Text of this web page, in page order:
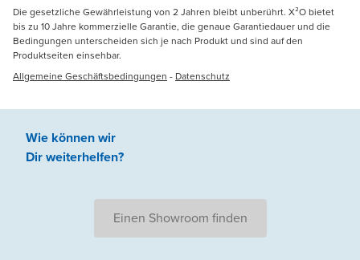
Die gesetzliche Gewährleistung von 2 Jahren bleibt unberührt. X²O bietet
bis zu 10 Jahre kommerzielle Garantie, die genaue Garantiedauer und die
Bedingungen unterscheiden sich je nach Produkt und sind auf den
Produktseiten einsehbar.
Allgemeine Geschäftsbedingungen - Datenschutz
Wie können wir
Dir weiterhelfen?
Einen Showroom finden